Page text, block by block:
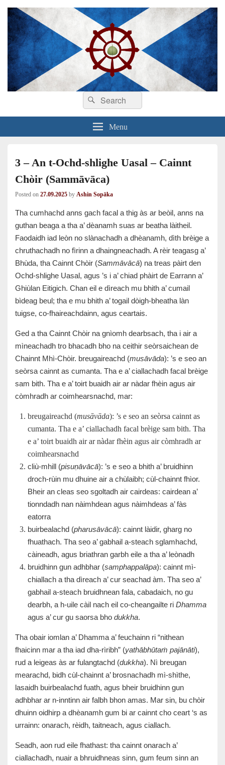
Search
for:
Search
Menu
3 – An t-Ochd-shlighe Uasal – Cainnt
Chòir (Sammāvāca)
Posted on 27.09.2025 by Ashin Sopāka
Tha cumhachd anns gach facal a thig às ar beòil, anns na
guthan beaga a tha a’ dèanamh suas ar beatha làitheil.
Faodaidh iad leòn no slànachadh a dhèanamh, dìth brèige a
chruthachadh no fìrinn a dhaingneachadh. A rèir teagasg a’
Bhùda, tha Cainnt Chòir (Sammāvācā) na treas pàirt den
Ochd-shlighe Uasal, agus ’s i a’ chiad phàirt de Earrann a’
Ghiùlan Eitigich. Chan eil e dìreach mu bhith a’ cumail
bìdeag beul; tha e mu bhith a’ togail dòigh-bheatha làn
tuigse, co-fhaireachdainn, agus ceartais.
Ged a tha Cainnt Chòir na gnìomh dearbsach, tha i air a
mìneachadh tro bhacadh bho na ceithir seòrsaichean de
Chainnt Mhì-Chòir. breugaireachd (musāvāda): ’s e seo an
seòrsa cainnt as cumanta. Tha e a’ ciallachadh facal brèige
sam bith. Tha e a’ toirt buaidh air ar nàdar fhèin agus air
còmhradh ar coimhearsnachd, mar:
breugaireachd (musāvāda): ’s e seo an seòrsa cainnt as
cumanta. Tha e a’ ciallachadh facal brèige sam bith. Tha
e a’ toirt buaidh air ar nàdar fhèin agus air còmhradh ar
coimhearsnachd
cliù-mhill (pisuṇāvācā): ’s e seo a bhith a’ bruidhinn
droch-rùin mu dhuine air a chùlaibh; cùl-chainnt fhìor.
Bheir an cleas seo sgoltadh air cairdeas: cairdean a’
tionndadh nan nàimhdean agus nàimhdeas a’ fàs
eatorra
buirbealachd (pharusāvācā): cainnt làidir, gharg no
fhuathach. Tha seo a’ gabhail a-steach sglamhachd,
càineadh, agus briathran garbh eile a tha a’ leònadh
bruidhinn gun adhbhar (samphappalāpa): cainnt mì-
chiallach a tha dìreach a’ cur seachad àm. Tha seo a’
gabhail a-steach bruidhnean fala, cabadaich, no gu
dearbh, a h-uile càil nach eil co-cheangailte ri Dhamma
agus a’ cur gu saorsa bho dukkha.
Tha obair iomlan a’ Dhamma a’ feuchainn ri “nithean
fhaicinn mar a tha iad dha-rìribh” (yathābhūtaṁ pajānāti),
rud a leigeas às ar fulangtachd (dukkha). Nì breugan
mearachd, bidh cùl-chainnt a’ brosnachadh mì-shìthe,
lasaidh buirbealachd fuath, agus bheir bruidhinn gun
adhbhar ar n-inntinn air falbh bhon amas. Mar sin, bu chòir
dhuinn oidhirp a dhèanamh gum bi ar cainnt cho ceart ‘s as
urrainn: onarach, rèidh, taitneach, agus ciallach.
Seadh, aon rud eile fhathast: tha cainnt onarach a’
ciallachadh, nuair a bhruidhneas sinn, gum feum sinn an